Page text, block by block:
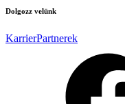
Dolgozz velünk
KarrierPartnerek